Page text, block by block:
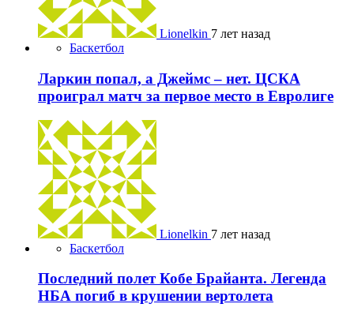
Lionelkin 7 лет назад
Баскетбол
Ларкин попал, а Джеймс – нет. ЦСКА
проиграл матч за первое место в Евролиге
Lionelkin 7 лет назад
Баскетбол
Последний полет Кобе Брайанта. Легенда
НБА погиб в крушении вертолета